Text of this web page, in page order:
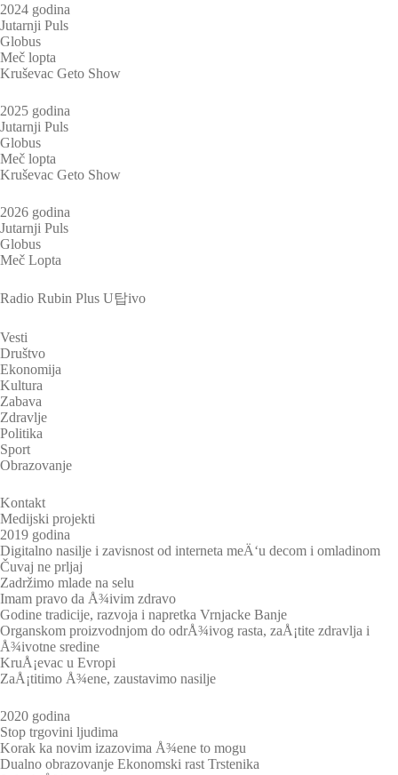
2024 godina
Jutarnji Puls
Globus
Meč lopta
Kruševac Geto Show
2025 godina
Jutarnji Puls
Globus
Meč lopta
Kruševac Geto Show
2026 godina
Jutarnji Puls
Globus
Meč Lopta
Radio Rubin Plus U탑ivo
Vesti
Društvo
Ekonomija
Kultura
Zabava
Zdravlje
Politika
Sport
Obrazovanje
Kontakt
Medijski projekti
2019 godina
Digitalno nasilje i zavisnost od interneta meÄ‘u decom i omladinom
Čuvaj ne prljaj
Zadržimo mlade na selu
Imam pravo da Å¾ivim zdravo
Godine tradicije, razvoja i napretka Vrnjacke Banje
Organskom proizvodnjom do odrÅ¾ivog rasta, zaÅ¡tite zdravlja i
Å¾ivotne sredine
KruÅ¡evac u Evropi
ZaÅ¡titimo Å¾ene, zaustavimo nasilje
2020 godina
Stop trgovini ljudima
Korak ka novim izazovima Å¾ene to mogu
Dualno obrazovanje Ekonomski rast Trstenika